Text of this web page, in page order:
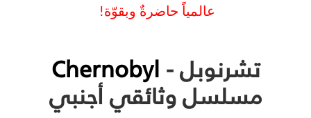
عالمياً حاضرةٌ وبقوّة!
تشرنوبل -Chernobyl
مسلسل وثائقي أجنبي